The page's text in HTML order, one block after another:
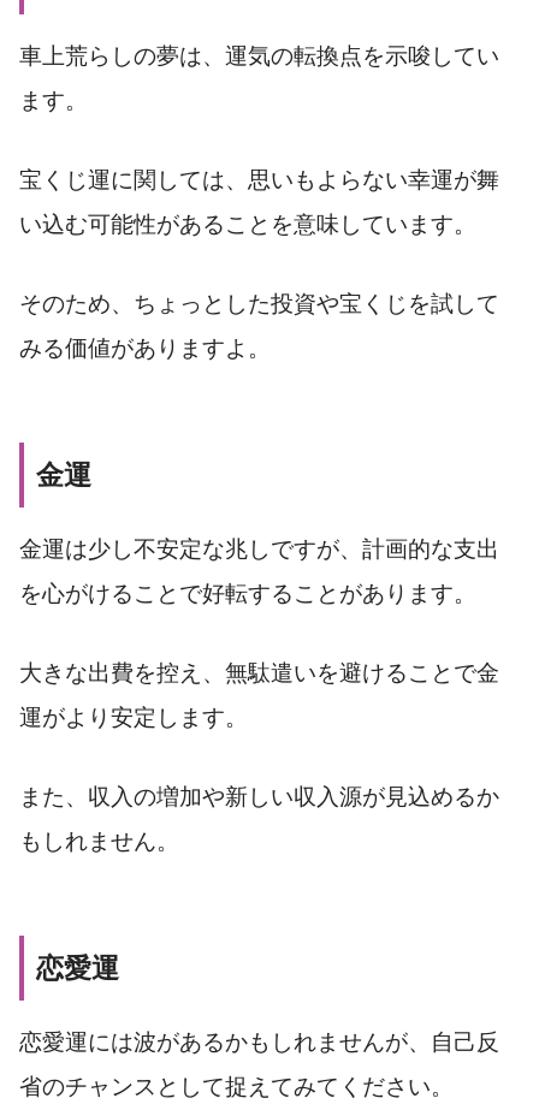
車上荒らしの夢は、運気の転換点を示唆してい
ます。
宝くじ運に関しては、思いもよらない幸運が舞
い込む可能性があることを意味しています。
そのため、ちょっとした投資や宝くじを試して
みる価値がありますよ。
金運
金運は少し不安定な兆しですが、計画的な支出
を心がけることで好転することがあります。
大きな出費を控え、無駄遣いを避けることで金
運がより安定します。
また、収入の増加や新しい収入源が見込めるか
もしれません。
恋愛運
恋愛運には波があるかもしれませんが、自己反
省のチャンスとして捉えてみてください。